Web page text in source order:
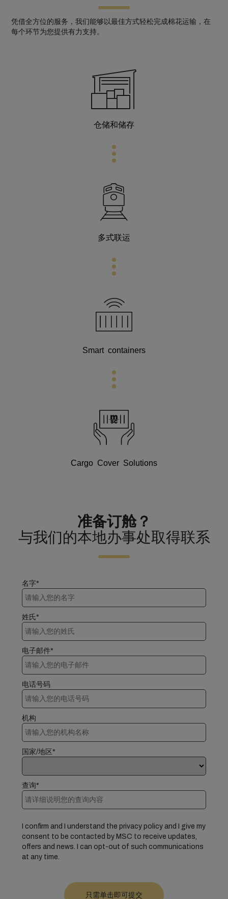
凭借全方位的服务，我们能够以最佳方式轻松完成棉花运输，在
每个环节为您提供有力支持。
仓储和储存
多式联运
Smart containers
Cargo Cover Solutions
准备订舱？
与我们的本地办事处取得联系
名字*
姓氏*
电子邮件*
电话号码
机构
国家/地区*
查询*
I confirm and I understand the privacy policy and I give my
consent to be contacted by MSC to receive updates,
offers and news. I can opt-out of such communications
at any time.